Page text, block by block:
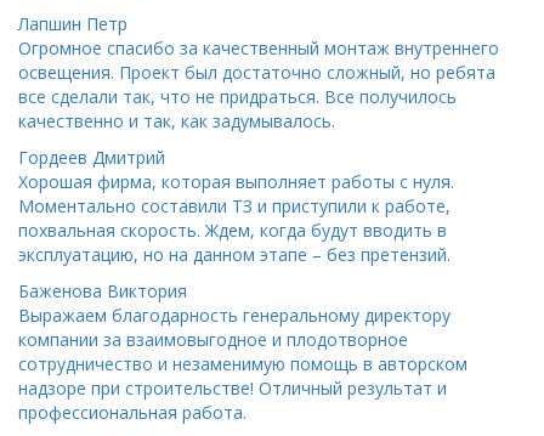
Лапшин Петр
Огромное спасибо за качественный монтаж внутреннего
освещения. Проект был достаточно сложный, но ребята
все сделали так, что не придраться. Все получилось
качественно и так, как задумывалось.
Гордеев Дмитрий
Хорошая фирма, которая выполняет работы с нуля.
Моментально составили ТЗ и приступили к работе,
похвальная скорость. Ждем, когда будут вводить в
эксплуатацию, но на данном этапе – без претензий.
Баженова Виктория
Выражаем благодарность генеральному директору
компании за взаимовыгодное и плодотворное
сотрудничество и незаменимую помощь в авторском
надзоре при строительстве! Отличный результат и
профессиональная работа.